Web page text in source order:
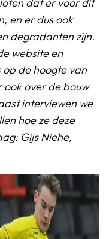
en er dus ook
degradanten zijn.
website en
op de hoogte van
over de bouw
interviewen we
hoe ze deze
Gijs Niehe,